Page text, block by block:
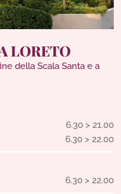
LORETO
della Scala Santa e a
6.30 > 21.00
6.30 > 22.00
6.30 > 22.00